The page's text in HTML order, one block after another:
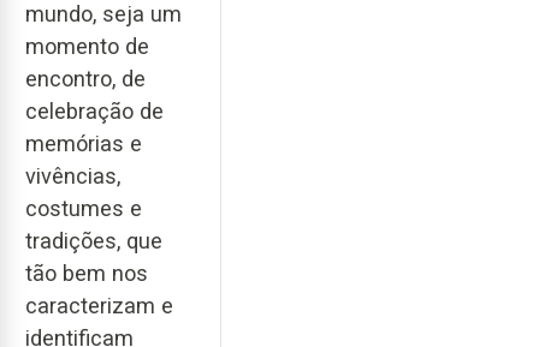
mundo, seja um
momento de
encontro, de
celebração de
memórias e
vivências,
costumes e
tradições, que
tão bem nos
caracterizam e
identificam